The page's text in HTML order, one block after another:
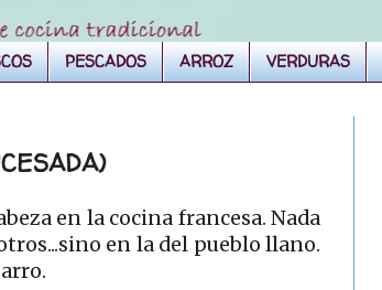
PESCADOS ARROZ VERDURAS
en la cocina francesa. Nada
en la del pueblo llano.